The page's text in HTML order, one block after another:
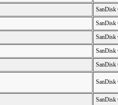
SanDisk
SanDisk
SanDisk
SanDisk
SanDisk
SanDisk
SanDisk